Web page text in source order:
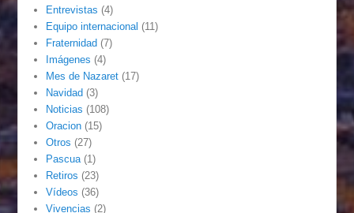
Entrevistas (4)
Equipo internacional (11)
Fraternidad (7)
Imágenes (4)
Mes de Nazaret (17)
Navidad (3)
Noticias (108)
Oracion (15)
Otros (27)
Pascua (1)
Retiros (23)
Vídeos (36)
Vivencias (2)